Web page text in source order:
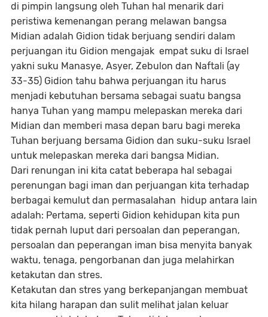
di pimpin langsung oleh Tuhan hal menarik dari
peristiwa kemenangan perang melawan bangsa
Midian adalah Gidion tidak berjuang sendiri dalam
perjuangan itu Gidion mengajak empat suku di Israel
yakni suku Manasye, Asyer, Zebulon dan Naftali (ay
33-35) Gidion tahu bahwa perjuangan itu harus
menjadi kebutuhan bersama sebagai suatu bangsa
hanya Tuhan yang mampu melepaskan mereka dari
Midian dan memberi masa depan baru bagi mereka
Tuhan berjuang bersama Gidion dan suku-suku Israel
untuk melepaskan mereka dari bangsa Midian.
Dari renungan ini kita catat beberapa hal sebagai
perenungan bagi iman dan perjuangan kita terhadap
berbagai kemulut dan permasalahan hidup antara lain
adalah: Pertama, seperti Gidion kehidupan kita pun
tidak pernah luput dari persoalan dan peperangan,
persoalan dan peperangan iman bisa menyita banyak
waktu, tenaga, pengorbanan dan juga melahirkan
ketakutan dan stres.
Ketakutan dan stres yang berkepanjangan membuat
kita hilang harapan dan sulit melihat jalan keluar